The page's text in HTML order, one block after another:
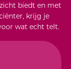
biedt en met
krijg je
wat echt telt.